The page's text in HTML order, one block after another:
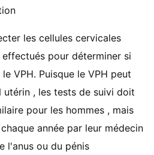
les cellules cervicales
pour déterminer si
VPH. Puisque le VPH peut
utérin , les tests de suivi doit
pour les hommes , mais
année par leur médecin
l'anus ou du pénis